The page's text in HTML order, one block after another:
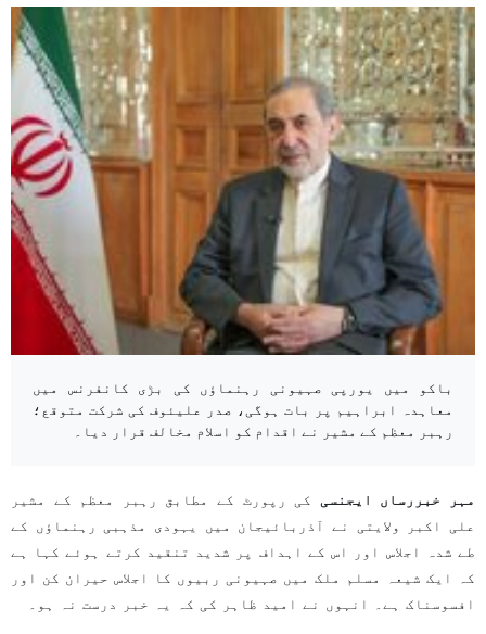
باکو میں یورپی صہیونی رہنماؤں کی بڑی کانفرنس میں
معاہدہ ابراہیم پر بات ہوگی، صدر علیئوف کی شرکت متوقع؛
رہبر معظم کے مشیر نے اقدام کو اسلام مخالف قرار دیا۔
مہر خبررساں ایجنسی کی رپورٹ کے مطابق رہبر معظم کے مشیر
علی اکبر ولایتی نے آذربائیجان میں یہودی مذہبی رہنماؤں کے
طے شدہ اجلاس اور اس کے اہداف پر شدید تنقید کرتے ہوئے کہا ہے
کہ ایک شیعہ مسلم ملک میں صہیونی ربیوں کا اجلاس حیران کن اور
افسوسناک ہے۔ انہوں نے امید ظاہر کی کہ یہ خبر درست نہ ہو۔